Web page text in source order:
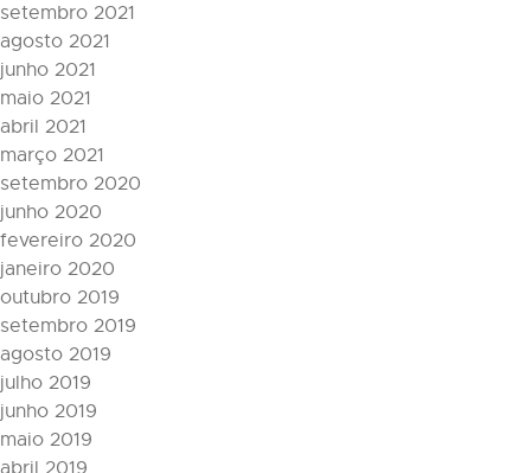
setembro 2021
agosto 2021
junho 2021
maio 2021
abril 2021
março 2021
setembro 2020
junho 2020
fevereiro 2020
janeiro 2020
outubro 2019
setembro 2019
agosto 2019
julho 2019
junho 2019
maio 2019
abril 2019